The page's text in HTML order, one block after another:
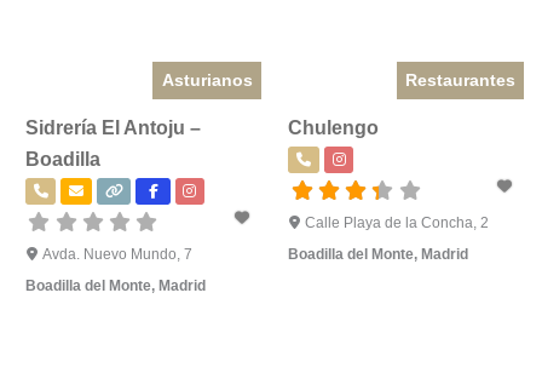
Asturianos
Sidrería El Antoju –
Boadilla
Avda. Nuevo Mundo, 7
Boadilla del Monte, Madrid
Restaurantes
Chulengo
Calle Playa de la Concha, 2
Boadilla del Monte,Madrid